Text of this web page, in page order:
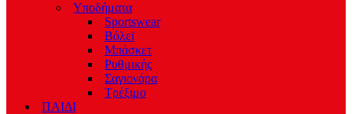
Υποδήματα
Sportswear
Βόλεϊ
Μπάσκετ
Ρυθμικής
Σαγιονάρα
Τρέξιμο
ΠΑΙΔΙ